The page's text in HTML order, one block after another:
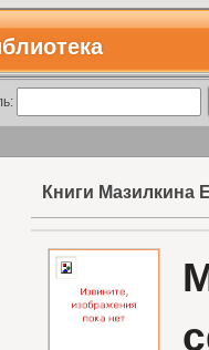
Книги Мазилкина